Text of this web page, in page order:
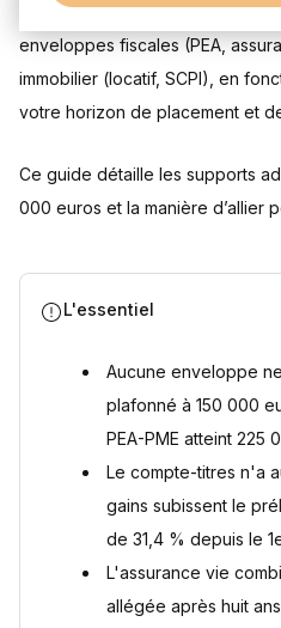
Questions fréquentes
Combien peut rapporter un
Comment placer 500 000
Comment placer 500 000
Sources
Pour investir 500 000 euros,
enveloppes fiscales (PEA,
immobilier (locatif, SCPI), en
votre horizon de placement et
Ce guide détaille les supports
000 euros et la manière d’allier
L'essentiel
Aucune enveloppe
plafonné à 150 000
PEA-PME atteint 225
Le compte-titres n'a
gains subissent le
de 31,4 % depuis le
L'assurance vie
allégée après huit